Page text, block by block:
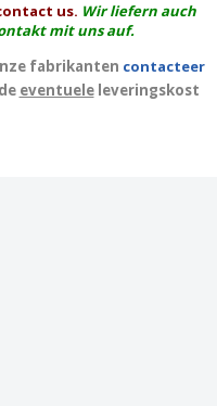
us. Wir liefern auch
mit uns auf.
fabrikanten contacteer
eventueleleveringskost